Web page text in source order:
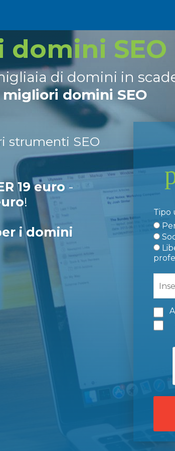
SEO
di domini in
migliori domini SEO
strumenti SEO
19 euro -
!
i domini
Tipo